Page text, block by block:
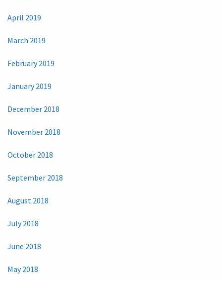
April 2019
March 2019
February 2019
January 2019
December 2018
November 2018
October 2018
September 2018
August 2018
July 2018
June 2018
May 2018